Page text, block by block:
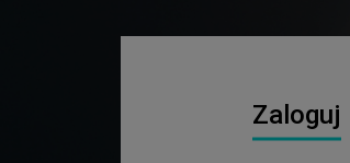
Zaloguj